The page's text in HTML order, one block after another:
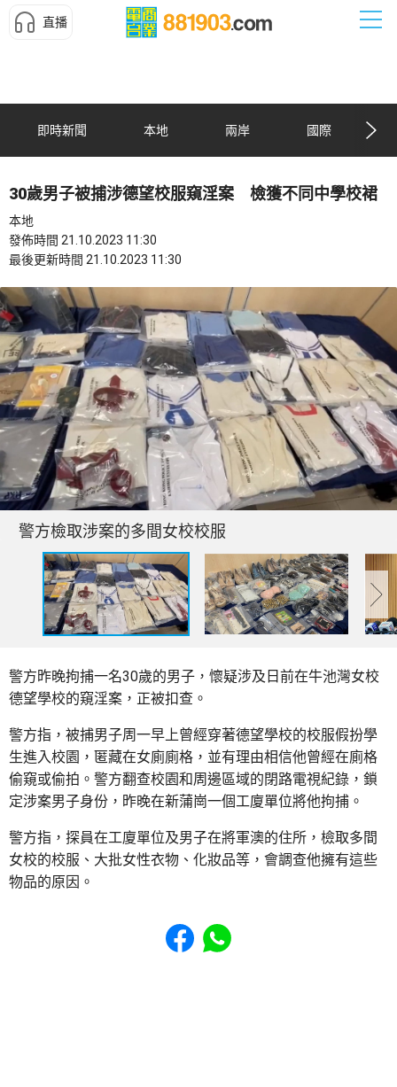
直播
即時新聞 本地 兩岸 國際
30歲男子被捕涉德望校服窺淫案 檢獲不同中學校裙
本地
發佈時間 21.10.2023 11:30
最後更新時間 21.10.2023 11:30
警方檢取涉案的多間女校校服
警方昨晚拘捕一名30歲的男子，懷疑涉及日前在牛池灣女校
德望學校的窺淫案，正被扣查。
警方指，被捕男子周一早上曾經穿著德望學校的校服假扮學
生進入校園，匿藏在女廁廁格，並有理由相信他曾經在廁格
偷窺或偷拍。警方翻查校園和周邊區域的閉路電視紀錄，鎖
定涉案男子身份，昨晚在新蒲崗一個工廈單位將他拘捕。
警方指，探員在工廈單位及男子在將軍澳的住所，檢取多間
女校的校服、大批女性衣物、化妝品等，會調查他擁有這些
物品的原因。
Share to Facebook
Share to WhatsApp